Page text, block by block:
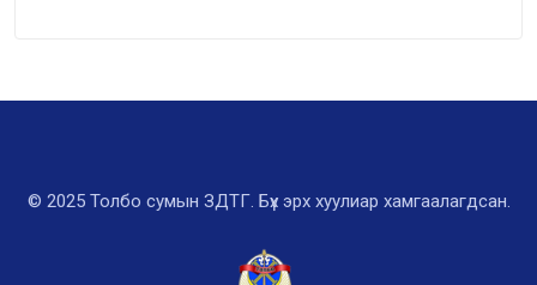
© 2025 Толбо сумын ЗДТГ. Бүх эрх хуулиар хамгаалагдсан.